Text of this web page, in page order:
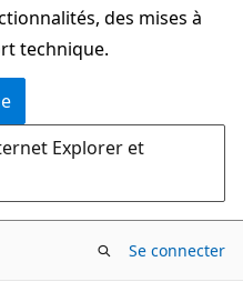
des mises à
technique.
Explorer et
Se connecter